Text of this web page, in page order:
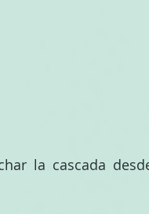
la cascada